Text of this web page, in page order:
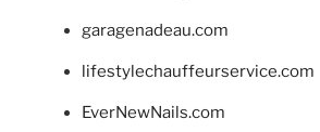
garagenadeau.com
lifestylechauffeurservice.com
EverNewNails.com